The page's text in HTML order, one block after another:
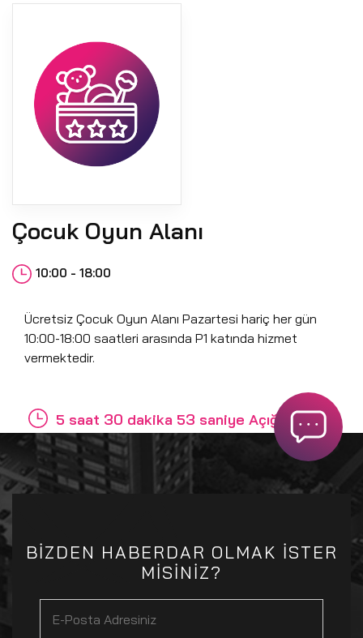
Çocuk Oyun Alanı
10:00 - 18:00
Ücretsiz Çocuk Oyun Alanı Pazartesi hariç her gün
10:00-18:00 saatleri arasında P1 katında hizmet
vermektedir.
5 saat 30 dakika 53 saniye Açığız
BİZDEN HABERDAR OLMAK İSTER
MİSİNİZ?